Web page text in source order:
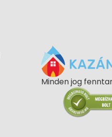
Minden jog